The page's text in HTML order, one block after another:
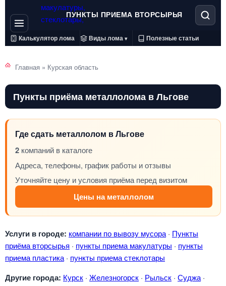
ПУНКТЫ ПРИЕМА ВТОРСЫРЬЯ
Калькулятор лома Виды лома ▾ Полезные статьи
Главная » Курская область
Пункты приёма металлолома в Льгове
Где сдать металлолом в Льгове
2 компаний в каталоге
Адреса, телефоны, график работы и отзывы
Уточняйте цену и условия приёма перед визитом
Цены на металлолом
Услуги в городе: компании по вывозу мусора · Пункты
приёма вторсырья · пункты приема макулатуры · пункты
приема пластика · пункты приема стеклотары
Другие города: Курск · Железногорск · Рыльск · Суджа ·